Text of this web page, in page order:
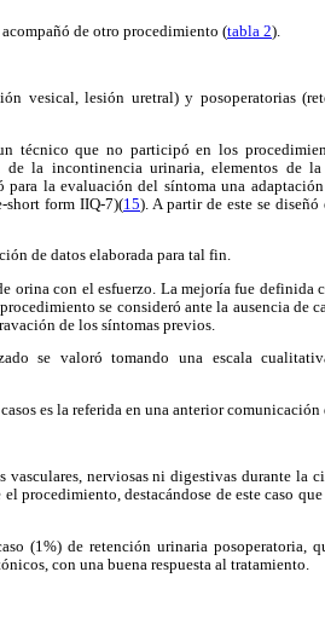
acompañó de otro procedimiento (tabla 2).
vesical, lesión uretral) y posoperatorias
técnico que no participó en los
de la incontinencia urinaria, elementos de
la evaluación del síntoma una
short form IIQ-7)(15). A partir de este se
de datos elaborada para tal fin.
orina con el esfuerzo. La mejoría fue definida
se consideró ante la ausencia de
de los síntomas previos.
se valoró tomando una escala
es la referida en una anterior
nerviosas ni digestivas durante la
procedimiento, destacándose de este caso
(1%) de retención urinaria posoperatoria,
con una buena respuesta al tratamiento.